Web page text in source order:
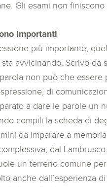
Gli esami non finiscono
importanti
più importante,
avvicinando. Scrivo da
non può che
di
a dare le parole un
compili la scheda di
da imparare a
dal
un terreno comune
anche dall’esperienza